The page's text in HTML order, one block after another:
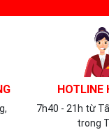
HOTLINE
7h40 - 21h từ
trong